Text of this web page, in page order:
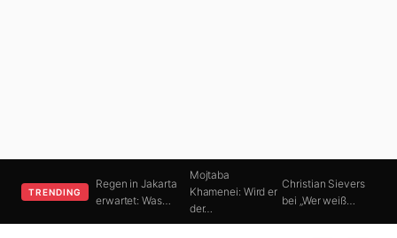
TRENDING
Regen in Jakarta
erwartet: Was…
Mojtaba
Khamenei: Wird er
der…
Christian Sievers
bei „Wer weiß…